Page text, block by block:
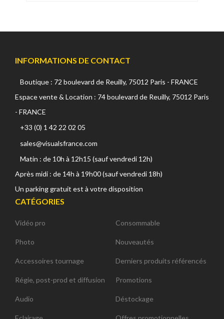
INFORMATIONS DE CONTACT
Boutique : 72 boulevard de Reuilly, 75012 Paris - FRANCE
Espace vente & Location : 74 boulevard de Reuilly, 75012 Paris
- FRANCE
+33 (0) 1 42 22 02 05
sales@visualsfrance.com
Matin : de 10h à 12h15 (sauf vendredi 12h)
Après midi : de 14h à 19h00 (sauf vendredi 18h)
Un parking gratuit est à votre disposition
CATÉGORIES
Vidéo pro
Photo
Accessoires tournage
Régie, post-prod et diffusion
Audio
Consommable
Nouveautés
Derniers produits référencés
Promotions
Déstockage